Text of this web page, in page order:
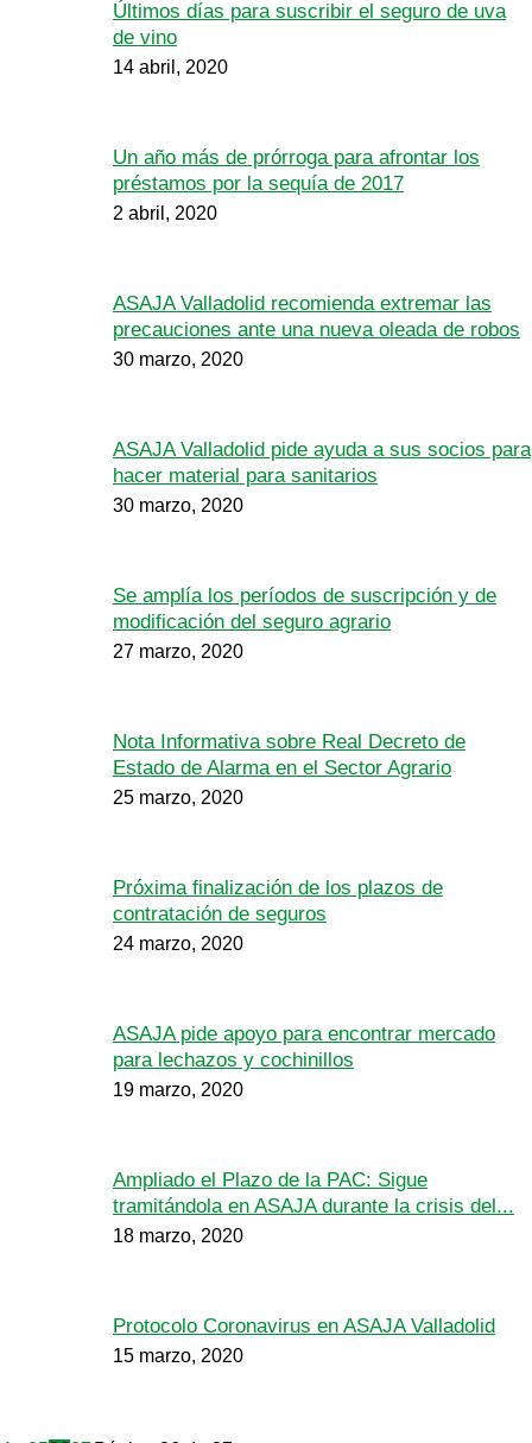
Últimos días para suscribir el seguro de uva
de vino
14 abril, 2020
Un año más de prórroga para afrontar los
préstamos por la sequía de 2017
2 abril, 2020
ASAJA Valladolid recomienda extremar las
precauciones ante una nueva oleada de robos
30 marzo, 2020
ASAJA Valladolid pide ayuda a sus socios para
hacer material para sanitarios
30 marzo, 2020
Se amplía los períodos de suscripción y de
modificación del seguro agrario
27 marzo, 2020
Nota Informativa sobre Real Decreto de
Estado de Alarma en el Sector Agrario
25 marzo, 2020
Próxima finalización de los plazos de
contratación de seguros
24 marzo, 2020
ASAJA pide apoyo para encontrar mercado
para lechazos y cochinillos
19 marzo, 2020
Ampliado el Plazo de la PAC: Sigue
tramitándola en ASAJA durante la crisis del...
18 marzo, 2020
Protocolo Coronavirus en ASAJA Valladolid
15 marzo, 2020